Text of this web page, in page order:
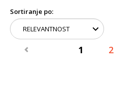
Sortiranje po:
1 2